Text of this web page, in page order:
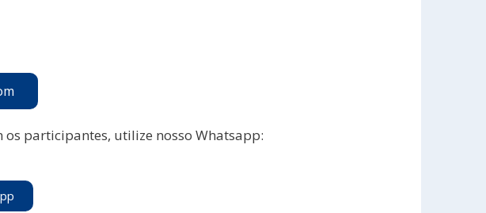
participantes, utilize nosso Whatsapp: